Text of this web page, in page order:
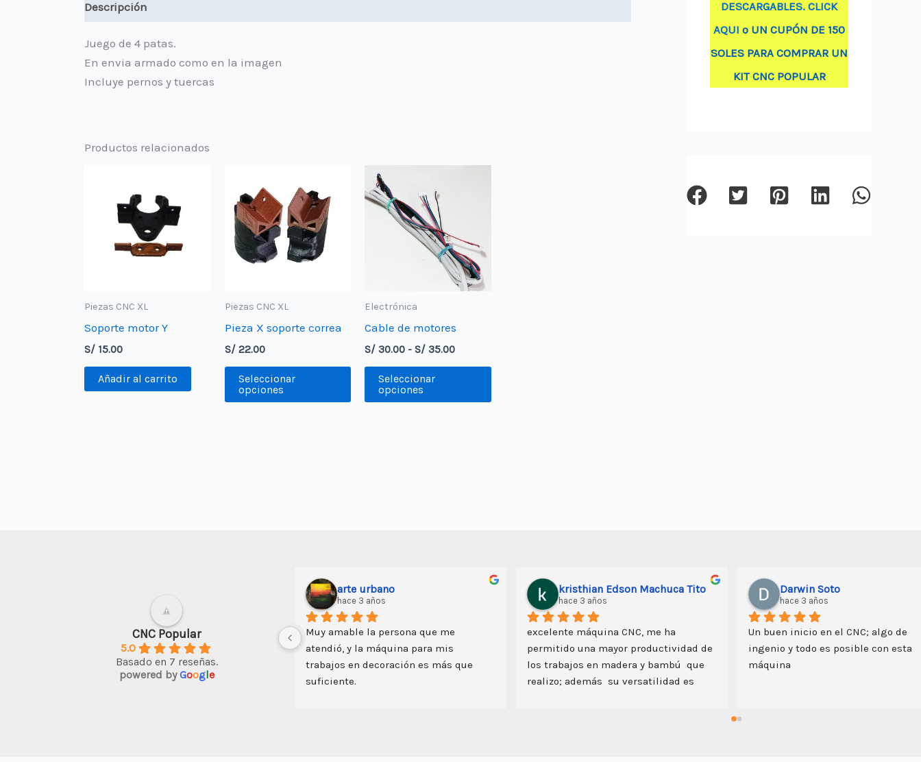
Descripción
Juego de 4 patas.
En envia armado como en la imagen
Incluye pernos y tuercas
Productos relacionados
Piezas CNC XL
Soporte motor Y
S/ 15.00
Añadir al carrito
Piezas CNC XL
Pieza X soporte correa
S/22.00
Seleccionar
opciones
Este
producto
página
de
producto
Electrónica
Cable de motores
S/ 30.00 - S/ 35.00Rango
S/ 30.00
Seleccionar
opciones
Este
la
página
producto
DESCARGABLES. CLICK
AQUI o UN CUPÓN DE 150
SOLES PARA COMPRAR UN
KIT CNC POPULAR
CNC Popular
5.0
Basado en 7 reseñas.
powered byGoogle
arte urbano
hace 3 años
Muy amable la persona que me
atendió, y la máquina para mis
trabajos en decoración es más que
suficiente.
kristhian Edson Machuca Tito
hace 3 años
excelente máquina CNC, me ha
permitido una mayor productividad de
los trabajos en madera y bambú  que
realizo; además  su versatilidad es
Darwin Soto
hace 3 años
Un buen inicio en el CNC; algo de
ingenio y todo es posible con esta
máquina